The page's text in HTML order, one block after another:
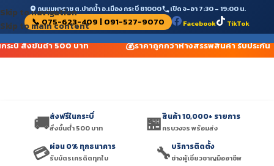
Skip to navigation
Skip to main content
ถนนมหาราช ต.ปากน้ำ อ.เมือง กระบี่ 81000 เปิด จ-อา 7:30 – 19:00 น.
📞 075-623-409 | 091-527-9070 Facebook TikTok
ระบี่ สั่งขั้นต่ำ 500 บาท 💰ราคาถูกกว่าห้างสรรพสินค้า รับประกัน
🚚ส่งฟรีในกระบี่
สั่งขั้นต่ำ 500 บาท 🏪สินค้า 10,000+ รายการ
ครบวงจร พร้อมส่ง
💳ผ่อน 0% ทุกธนาคาร
รับบัตรเครดิตทุกใบ 🔧บริการติดตั้ง
ช่างผู้เชี่ยวชาญมืออาชีพ